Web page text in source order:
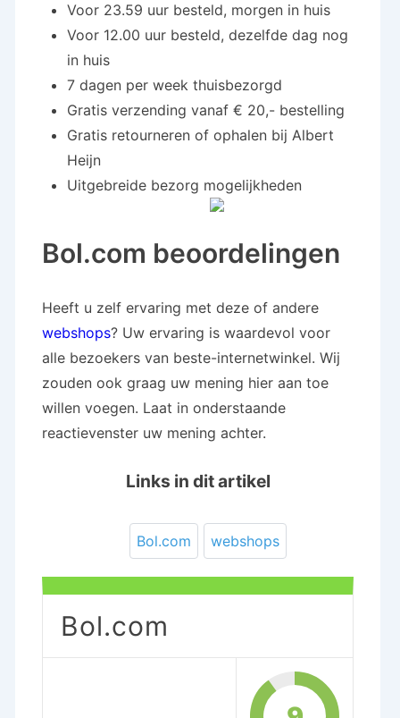
Voor 23.59 uur besteld, morgen in huis
Voor 12.00 uur besteld, dezelfde dag nog
in huis
7 dagen per week thuisbezorgd
Gratis verzending vanaf € 20,- bestelling
Gratis retourneren of ophalen bij Albert
Heijn
Uitgebreide bezorg mogelijkheden
Bol.com beoordelingen
Heeft u zelf ervaring met deze of andere
webshops? Uw ervaring is waardevol voor
alle bezoekers van beste-internetwinkel. Wij
zouden ook graag uw mening hier aan toe
willen voegen. Laat in onderstaande
reactievenster uw mening achter.
Links in dit artikel
Bol.com webshops
Bol.com